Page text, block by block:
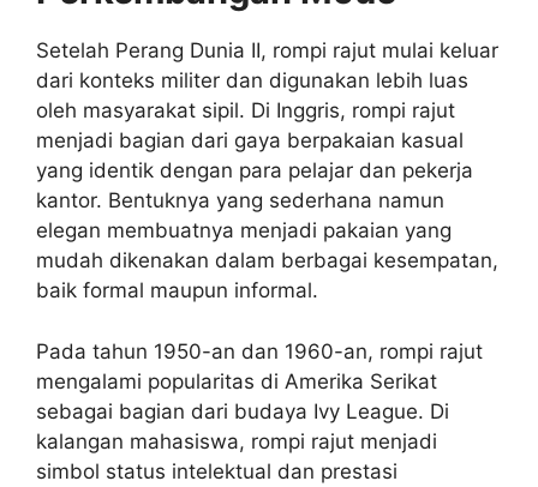
Setelah Perang Dunia II, rompi rajut mulai keluar
dari konteks militer dan digunakan lebih luas
oleh masyarakat sipil. Di Inggris, rompi rajut
menjadi bagian dari gaya berpakaian kasual
yang identik dengan para pelajar dan pekerja
kantor. Bentuknya yang sederhana namun
elegan membuatnya menjadi pakaian yang
mudah dikenakan dalam berbagai kesempatan,
baik formal maupun informal.
Pada tahun 1950-an dan 1960-an, rompi rajut
mengalami popularitas di Amerika Serikat
sebagai bagian dari budaya Ivy League. Di
kalangan mahasiswa, rompi rajut menjadi
simbol status intelektual dan prestasi